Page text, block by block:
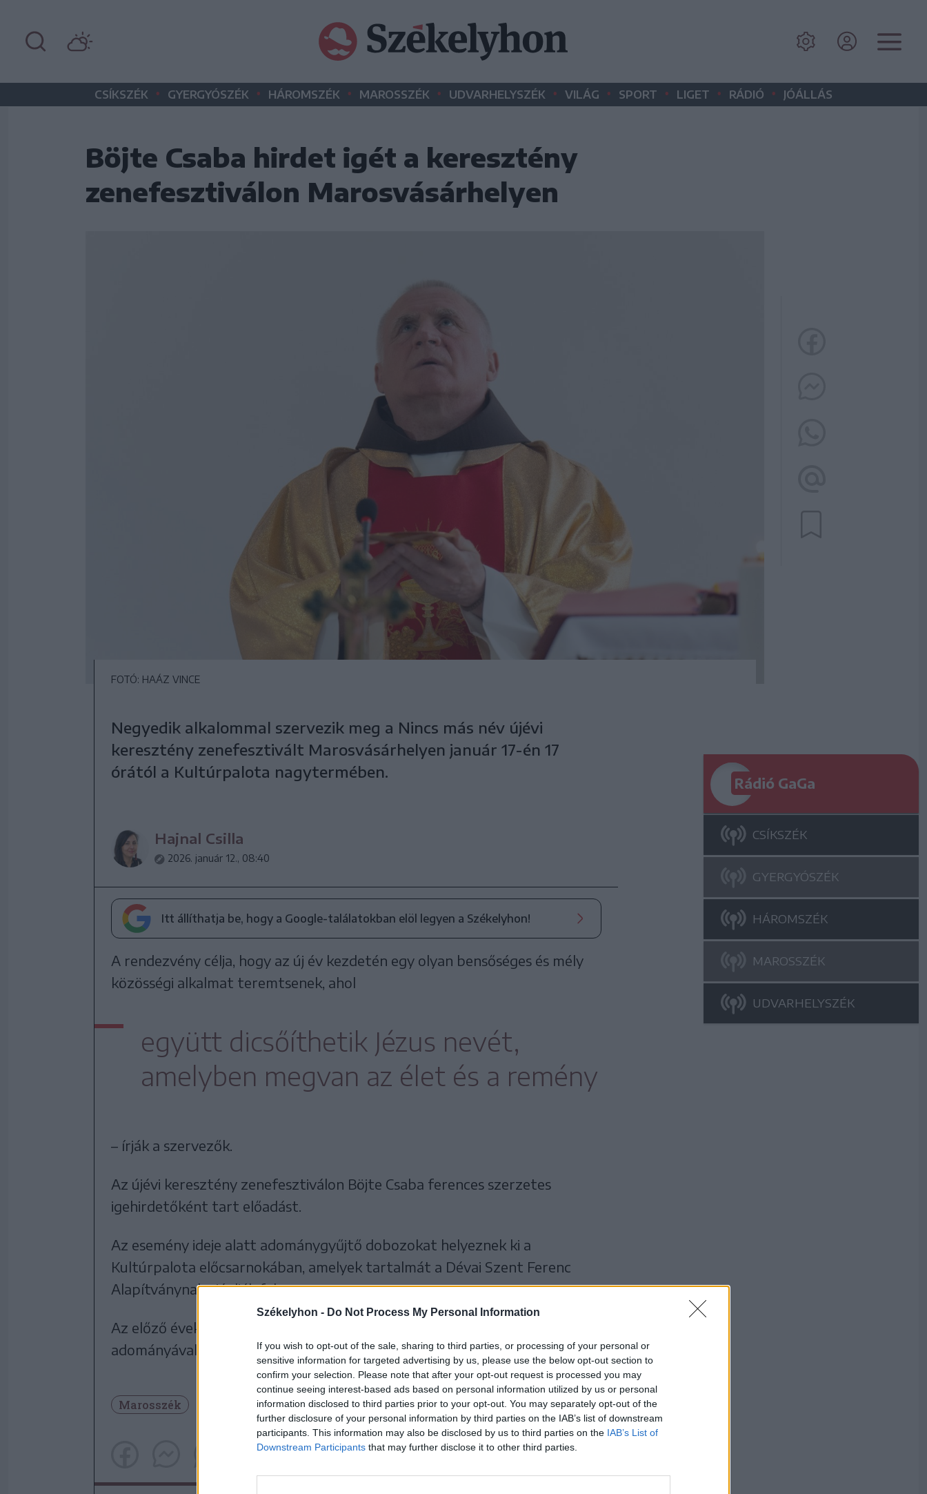
Székelyhon - Do Not Process My Personal Information
If you wish to opt-out of the sale, sharing to third parties, or processing of your personal or
sensitive information for targeted advertising by us, please use the below opt-out section to
confirm your selection. Please note that after your opt-out request is processed you may
continue seeing interest-based ads based on personal information utilized by us or personal
information disclosed to third parties prior to your opt-out. You may separately opt-out of the
further disclosure of your personal information by third parties on the IAB’s list of downstream
participants. This information may also be disclosed by us to third parties on the IAB’s List of
Downstream Participants that may further disclose it to other third parties.
CSÍKSZÉK • GYERGYÓSZÉK • HÁROMSZÉK • MAROSSZÉK • UDVARHELYSZÉK • VILÁG • SPORT • LIGET • RÁDIÓ • JÓÁLLÁS
Böjte Csaba hirdet igét a keresztény
zenefesztiválon Marosvásárhelyen
FOTÓ: HAÁZ VINCE
Negyedik alkalommal szervezik meg a Nincs más név újévi
keresztény zenefesztivált Marosvásárhelyen január 17-én 17
órától a Kultúrpalota nagytermében.
Hajnal Csilla
2026. január 12., 08:40
Itt állíthatja be, hogy a Google-találatokban elöl legyen a Székelyhon!
A rendezvény célja, hogy az új év kezdetén egy olyan bensőséges és mély
közösségi alkalmat teremtsenek, ahol
együtt dicsőíthetik Jézus nevét,
amelyben megvan az élet és a remény
– írják a szervezők.
Az újévi keresztény zenefesztiválon Böjte Csaba ferences szerzetes
igehirdetőként tart előadást.
Az esemény ideje alatt adománygyűjtő dobozokat helyeznek ki a
Kultúrpalota előcsarnokában, amelyek tartalmát a Dévai Szent Ferenc
Alapítványnak ajánlják fel.
Az előző évekhez hasonlóan az eseményen való részvétel díjmentes, de
adományával bárki támogathatja az alapítvány munkáját.
Marosszék Marosvásárhely
Rádió GaGa
CSÍKSZÉK
GYERGYÓSZÉK
HÁROMSZÉK
MAROSSZÉK
UDVARHELYSZÉK